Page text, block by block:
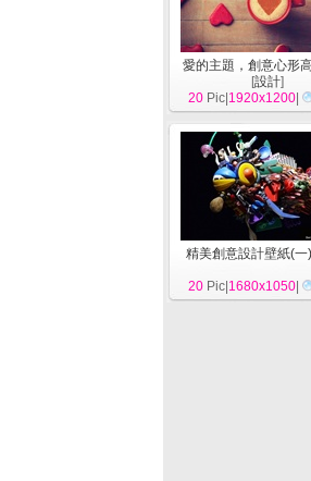
愛的主題，創意心形
[設計]
20 Pic| 1920x1200
精美創意設計壁紙(一
20 Pic| 1680x1050